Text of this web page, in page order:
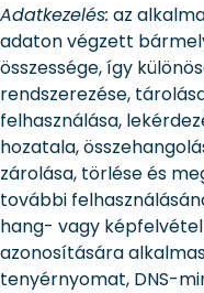
Adatkezelés: az
adaton végzett
összessége, így
rendszerezése,
felhasználása,
hozatala,
zárolása, törlése és
további
hang- vagy
azonosítására
tenyérnyomat, DNS-